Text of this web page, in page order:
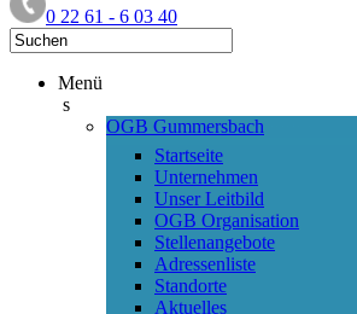
0 22 61 - 6 03 40
Menü
s
OGB Gummersbach
Startseite
Unternehmen
Unser Leitbild
OGB Organisation
Stellenangebote
Adressenliste
Standorte
Aktuelles